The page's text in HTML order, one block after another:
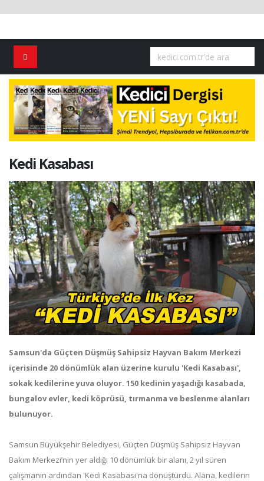
Kedi Kasabası
Samsun'da Güçten Düşmüş Sahipsiz Hayvan Bakım Merkezi
içerisinde 20 dönümlük alan üzerine kurulu 'Kedi Kasabası',
sokak kedilerine yuva oluyor. 150 kedinin yaşadığı kasabada,
bungalov evler, kedi köprüsü, tırmanma ve beslenme alanları
bulunuyor.
Samsun Büyükşehir Belediyesi, Güçten Düşmüş Sahipsiz Hayvan
Bakım Merkezi’nin yer aldığı 10 dönümlük bir alanı, 2 yıl süren
çalışmanın ardından 'Kedi Kasabası'na dönüştürdü. Alana, kedilerin